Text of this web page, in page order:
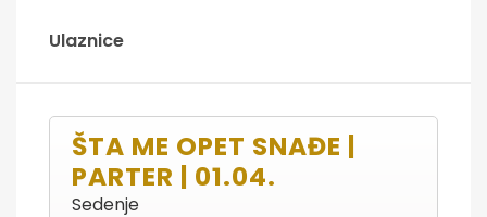
Ulaznice
ŠTA ME OPET SNAĐE |
PARTER | 01.04.
Sedenje